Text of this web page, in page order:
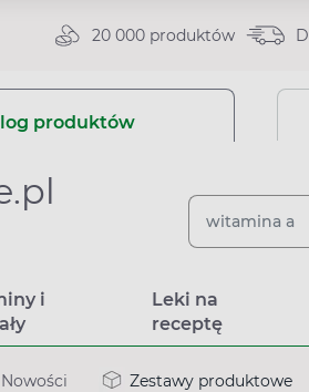
20 000 produktów
produktów
i
Leki na
receptę
Nowości Zestawy produktowe